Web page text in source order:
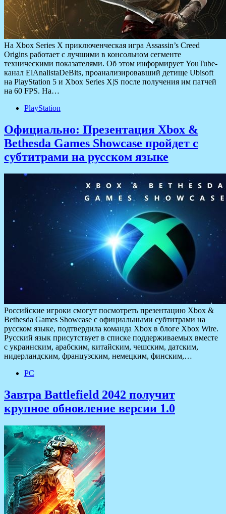
На Xbox Series X приключенческая игра Assassin’s Creed
Origins работает с лучшими в консольном сегменте
техническими показателями. Об этом информирует YouTube-
канал ElAnalistaDeBits, проанализировавший детище Ubisoft
на PlayStation 5 и Xbox Series X|S после получения им патчей
на 60 FPS. На…
PlayStation
Официально: Презентация Xbox &
Bethesda Games Showcase пройдет с
субтитрами на русском языке
Российские игроки смогут посмотреть презентацию Xbox &
Bethesda Games Showcase с официальными субтитрами на
русском языке, подтвердила команда Xbox в блоге Xbox Wire.
Русский язык присутствует в списке поддерживаемых вместе
с украинским, арабским, китайским, чешским, датским,
нидерландским, французским, немецким, финским,…
PC
Завтра Battlefield 2042 получит
крупное обновление версии 1.0